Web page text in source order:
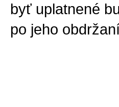
byť uplatnené
po jeho